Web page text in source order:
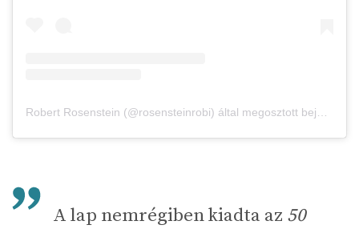
Robert Rosenstein (@rosensteinrobi) által megosztott bejegyzés
A lap nemrégiben kiadta az 50